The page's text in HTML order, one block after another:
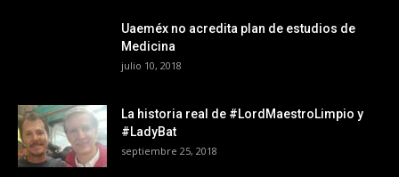
Uaeméx no acredita plan de estudios de
Medicina
julio 10, 2018
La historia real de #LordMaestroLimpio y
#LadyBat
septiembre 25, 2018